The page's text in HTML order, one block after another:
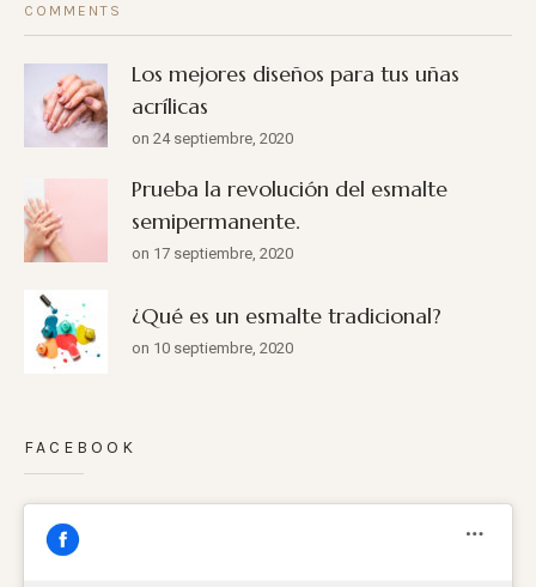
COMMENTS
Los mejores diseños para tus uñas
acrílicas
on 24 septiembre, 2020
Prueba la revolución del esmalte
semipermanente.
on 17 septiembre, 2020
¿Qué es un esmalte tradicional?
on 10 septiembre, 2020
FACEBOOK